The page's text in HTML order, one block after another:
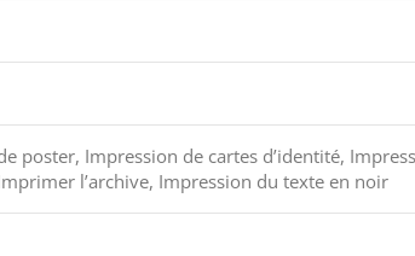
poster, Impression de cartes d’identité,
l’archive, Impression du texte en noir